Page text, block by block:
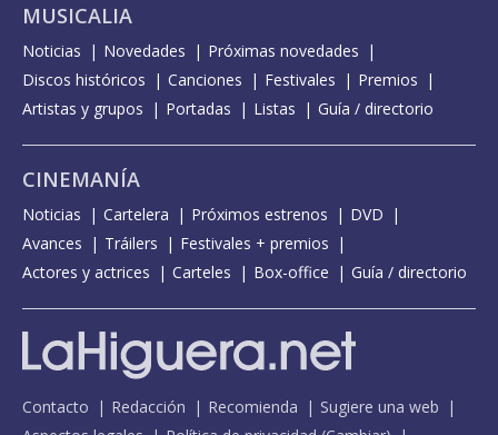
MUSICALIA
Noticias Novedades
Próximas novedades
Discos históricos
Canciones Festivales
Premios
Artistas y grupos
Portadas Listas Guía / directorio
CINEMANÍA
Noticias Cartelera Próximos estrenos
DVD
Avances
Tráilers
Festivales + premios
Actores y actrices
Carteles Box-office Guía / directorio
Contacto Redacción Recomienda
Sugiere una web